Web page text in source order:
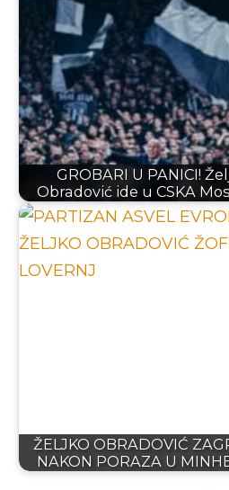
GROBARI U PANICI!
Obradović ide u CSKA
ŽELJKO OBRADOVIĆ
NAKON PORAZA U